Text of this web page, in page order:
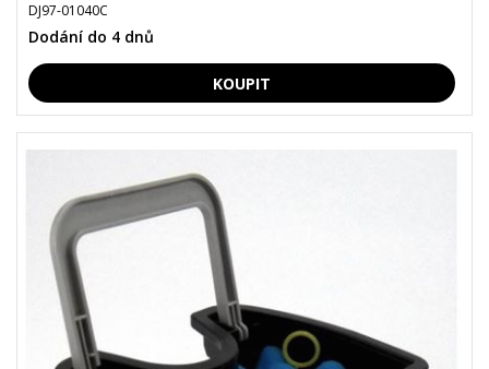
DJ97-01040C
Dodání do 4 dnů